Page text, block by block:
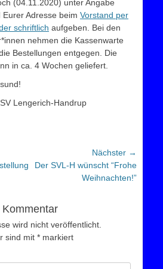
(04.11.2020) unter Angabe
Adresse beim Vorstand per
schriftlich aufgeben. Bei den
nehmen die Kassenwarte
Bestellungen entgegen. Die
in ca. 4 Wochen geliefert.
Lengerich-Handrup
Nächster →
Nächster
Der SVL-H wünscht “Frohe
Weihnachten!”
wird nicht veröffentlicht.
sind mit * markiert